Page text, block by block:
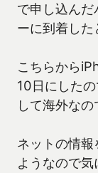
で申し込んだ
ーに到着した
こちらから
10日にした
して海外なの
ネットの情
ようなので